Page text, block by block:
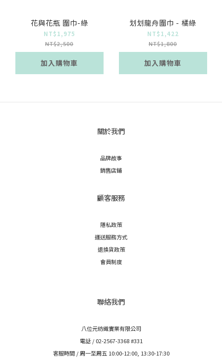
花與花瓶 圍巾-綠
NT$1,975
NT$2,500
加入購物車
划划龍舟圍巾 - 橘綠
NT$1,422
NT$1,800
加入購物車
關於我們
品牌故事
銷售店鋪
顧客服務
隱私政策
運送服務方式
退換貨政策
會員制度
聯絡我們
八位元紡織實業有限公司
電話 / 02-2567-3368 #331
客服時間 / 周一至周五 10:00-12:00, 13:30-17:30